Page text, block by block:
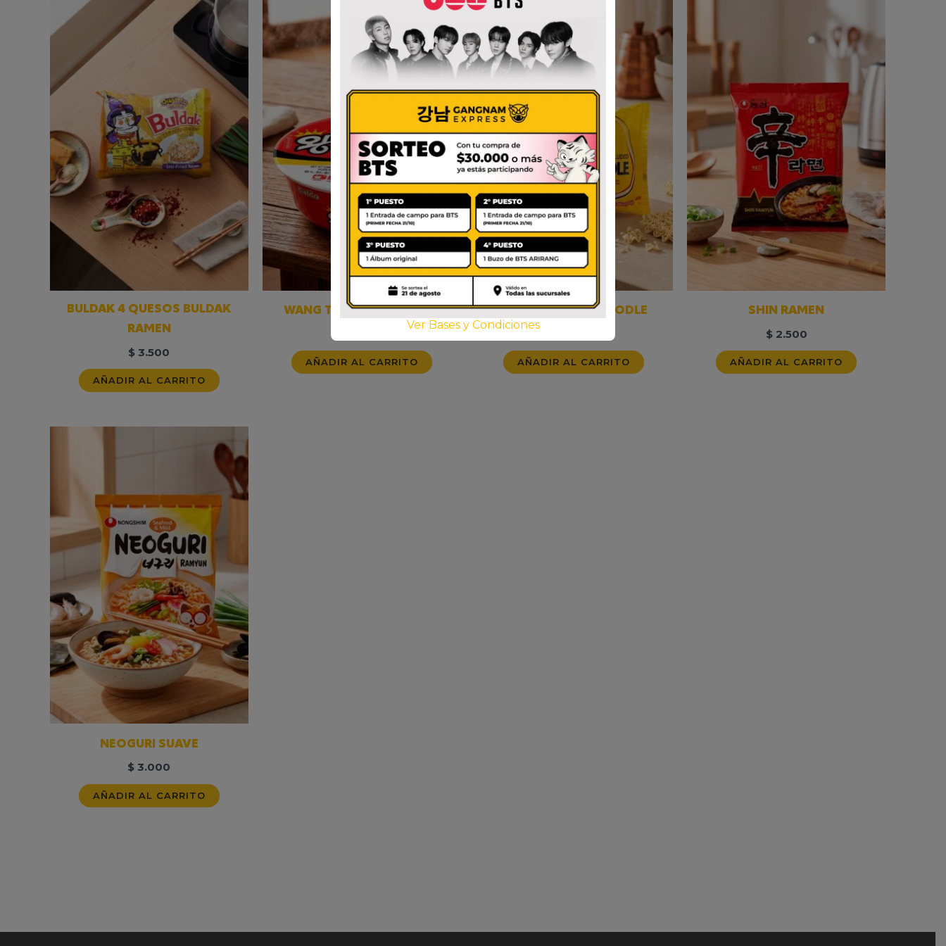
BULDAK 4 QUESOS BULDAK
RAMEN
$ 3.500
AÑADIR AL CARRITO
WANG TUKONG ORIGINAL
AÑADIR AL CARRITO
PLAIN INSTANT NOODLE
AÑADIR AL CARRITO
SHIN RAMEN
$2.500
AÑADIR AL CARRITO
NEOGURI SUAVE
$ 3.000
AÑADIR AL CARRITO
Ver Bases y Condiciones